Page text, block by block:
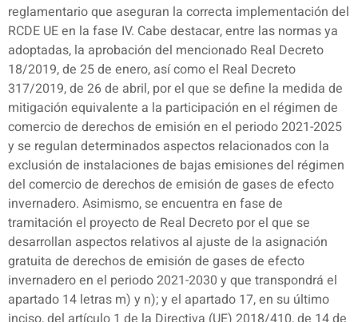
reglamentario que aseguran la correcta implementación del
RCDE UE en la fase IV. Cabe destacar, entre las normas ya
adoptadas, la aprobación del mencionado Real Decreto
18/2019, de 25 de enero, así como el Real Decreto
317/2019, de 26 de abril, por el que se define la medida de
mitigación equivalente a la participación en el régimen de
comercio de derechos de emisión en el periodo 2021-2025
y se regulan determinados aspectos relacionados con la
exclusión de instalaciones de bajas emisiones del régimen
del comercio de derechos de emisión de gases de efecto
invernadero. Asimismo, se encuentra en fase de
tramitación el proyecto de Real Decreto por el que se
desarrollan aspectos relativos al ajuste de la asignación
gratuita de derechos de emisión de gases de efecto
invernadero en el periodo 2021-2030 y que transpondrá el
apartado 14 letras m) y n); y el apartado 17, en su último